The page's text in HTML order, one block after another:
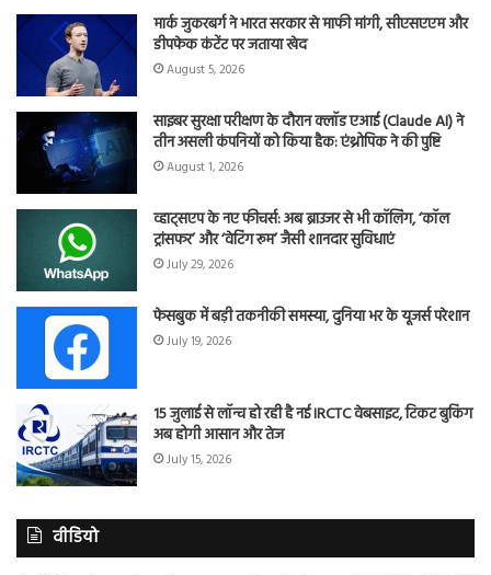
मार्क जुकरबर्ग ने भारत सरकार से माफी मांगी, सीएसएएम और
डीपफेक कंटेंट पर जताया खेद
August 5, 2026
साइबर सुरक्षा परीक्षण के दौरान क्लॉड एआई (Claude AI) ने
तीन असली कंपनियों को किया हैक: एंथ्रोपिक ने की पुष्टि
August 1, 2026
व्हाट्सएप के नए फीचर्स: अब ब्राउजर से भी कॉलिंग, ‘कॉल
ट्रांसफर’ और ‘वेटिंग रूम’ जैसी शानदार सुविधाएं
July 29, 2026
फेसबुक में बड़ी तकनीकी समस्या, दुनिया भर के यूजर्स परेशान
July 19, 2026
15 जुलाई से लॉन्च हो रही है नई IRCTC वेबसाइट, टिकट बुकिंग
अब होगी आसान और तेज
July 15, 2026
वीडियो